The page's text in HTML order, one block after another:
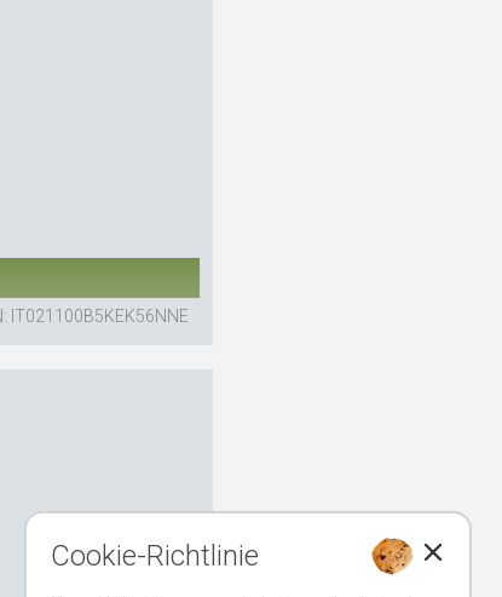
IT021100B5KEK56NNE
Cookie-Richtlinie